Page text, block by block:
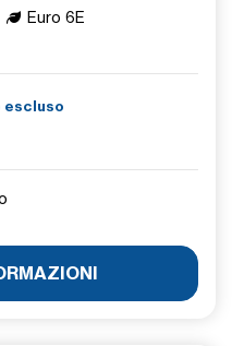
Euro 6E
escluso